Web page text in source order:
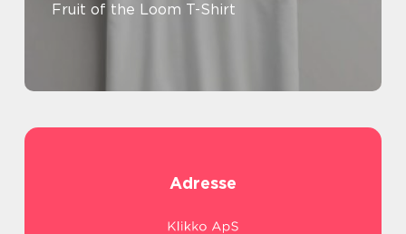
Fruit of the Loom T-Shirt
Adresse